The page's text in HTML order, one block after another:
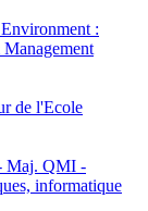
:
de l'Ecole
Maj. QMI -
informatique